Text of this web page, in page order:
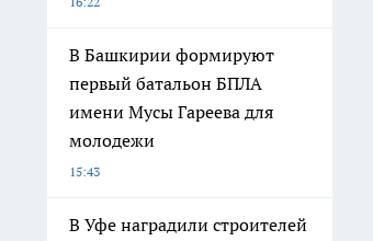
В Башкирии формируют
первый батальон БПЛА
имени Мусы Гареева для
молодежи
15:43
В Уфе наградили строителей